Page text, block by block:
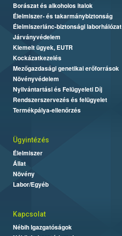
Borászat és alkoholos italok
Élelmiszer- és takarmánybiztonság
Élelmiszerlánc-biztonsági laborhálózat
Járványvédelem
Kiemelt ügyek, EUTR
Kockázatkezelés
Mezőgazdasági genetikai erőforrások
Növényvédelem
Nyilvántartási és Felügyeleti Díj
Rendszerszervezés és felügyelet
Termékpálya-ellenőrzés
Ügyintézés
Élelmiszer
Állat
Növény
Labor/Egyéb
Kapcsolat
Nébih Igazgatóságok